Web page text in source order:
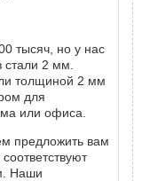
тысяч, но у нас
стали 2 мм.
толщиной 2 мм
для
или офиса.
предложить вам
Наши